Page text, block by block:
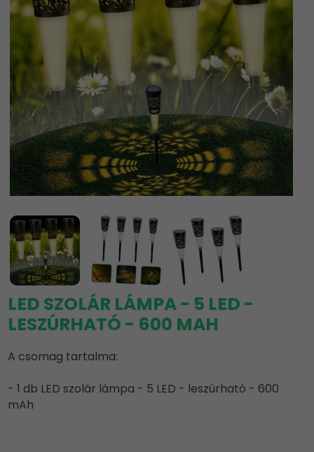
LED SZOLÁR LÁMPA - 5 LED -
LESZÚRHATÓ - 600 MAH
A csomag tartalma:
- 1 db LED szolár lámpa - 5 LED - leszúrható - 600
mAh